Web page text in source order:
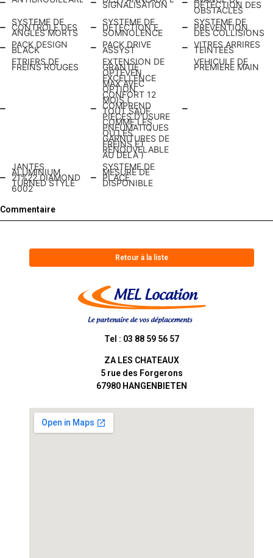
SIGNALISATION DETECTION DES
OBSTACLES
SYSTEME DE
CONTROLE DES
ANGLES MORTS
SYSTEME DE
DETECTION E
SOMNOLENCE
SYSTEME DE
PREVENTION
DES COLLISIONS
PACK DESIGN
BLACK
PACK DRIVE
ASSYST
VITRES ARRIRES
TEINTEES
ETRIERS DE
FREINS ROUGES
EXTENSION DE
GRANTIE
OPTEVEN
EXCELLENCE
MAX AVEC
OPTION
CONFORT 12
MOIS (
COMPREND
TOUT SAUF
PIECES D'USURE
COMME LES
PNEUMATIQUES
OU LES
GARNITURES DE
FREINS ET
RENOUVELABLE
AU DELA )
VEHICULE DE
PREMIERE MAIN
JANTES
ALUMINIUM
21%22 DIAMOND
TURNED STYLE
6002
SYSTEME DE
MESURE DE
PLACE
DISPONIBLE
Commentaire
Retour à la liste
Tel : 03 88 59 56 57
ZA LES CHATEAUX
5 rue des Forgerons
67980 HANGENBIETEN